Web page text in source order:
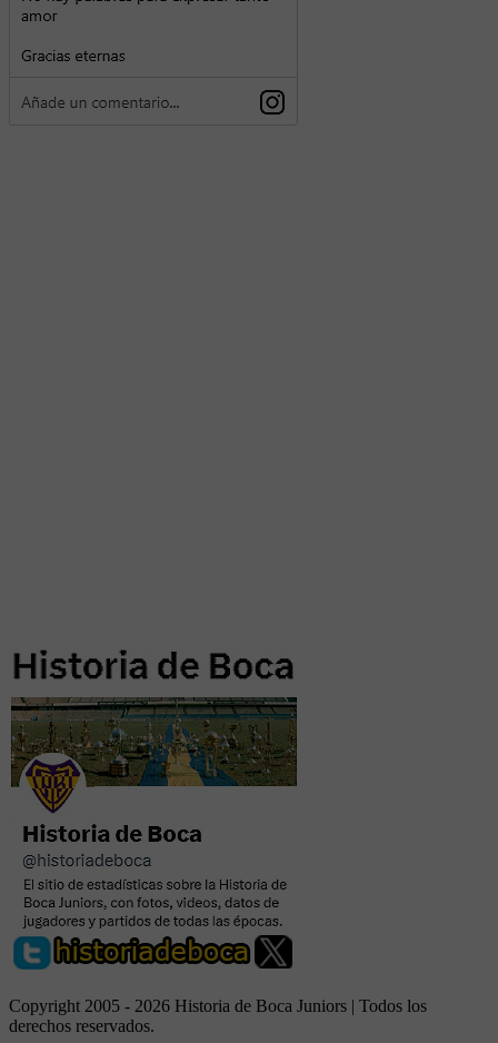
Copyright 2005 - 2026 Historia de Boca Juniors | Todos los
derechos reservados.